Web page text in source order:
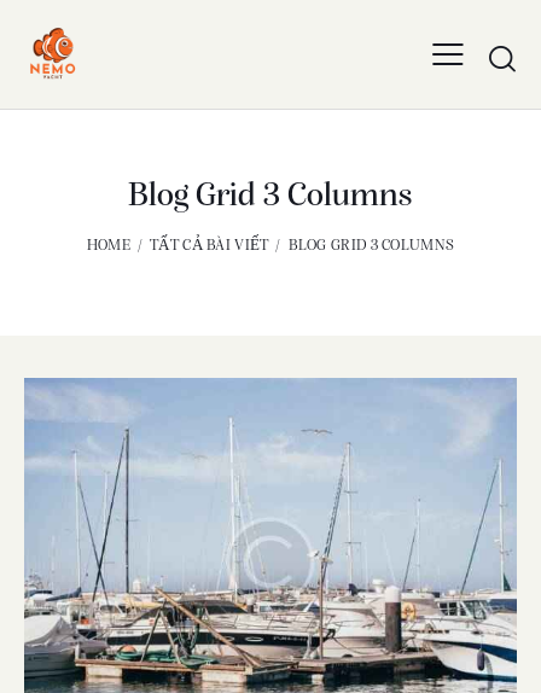
Blog Grid 3 Columns
HOME TẤT CẢ BÀI VIẾT BLOG GRID 3 COLUMNS